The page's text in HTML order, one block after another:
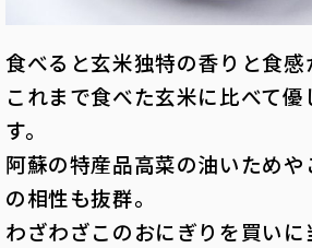
食べると玄米独特の香りと食感
これまで食べた玄米に比べて
す。
阿蘇の特産品高菜の油いため
の相性も抜群。
わざわざこのおにぎりを買い